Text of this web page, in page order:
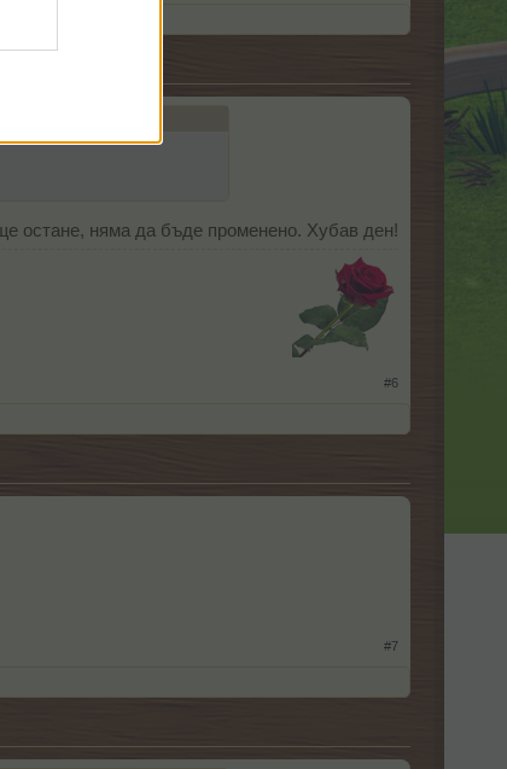
остане, няма да бъде променено. Хубав ден!
#6
#7